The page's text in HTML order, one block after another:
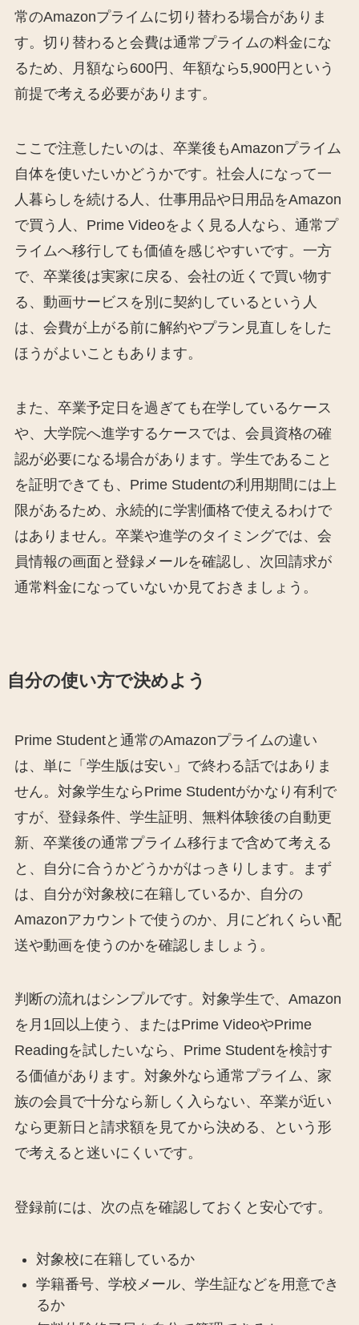
常のAmazonプライムに切り替わる場合がありま
す。切り替わると会費は通常プライムの料金にな
るため、月額なら600円、年額なら5,900円という
前提で考える必要があります。
ここで注意したいのは、卒業後もAmazonプライム
自体を使いたいかどうかです。社会人になって一
人暮らしを続ける人、仕事用品や日用品をAmazon
で買う人、Prime Videoをよく見る人なら、通常プ
ライムへ移行しても価値を感じやすいです。一方
で、卒業後は実家に戻る、会社の近くで買い物す
る、動画サービスを別に契約しているという人
は、会費が上がる前に解約やプラン見直しをした
ほうがよいこともあります。
また、卒業予定日を過ぎても在学しているケース
や、大学院へ進学するケースでは、会員資格の確
認が必要になる場合があります。学生であること
を証明できても、Prime Studentの利用期間には上
限があるため、永続的に学割価格で使えるわけで
はありません。卒業や進学のタイミングでは、会
員情報の画面と登録メールを確認し、次回請求が
通常料金になっていないか見ておきましょう。
自分の使い方で決めよう
Prime Studentと通常のAmazonプライムの違い
は、単に「学生版は安い」で終わる話ではありま
せん。対象学生ならPrime Studentがかなり有利で
すが、登録条件、学生証明、無料体験後の自動更
新、卒業後の通常プライム移行まで含めて考える
と、自分に合うかどうかがはっきりします。まず
は、自分が対象校に在籍しているか、自分の
Amazonアカウントで使うのか、月にどれくらい配
送や動画を使うのかを確認しましょう。
判断の流れはシンプルです。対象学生で、Amazon
を月1回以上使う、またはPrime VideoやPrime
Readingを試したいなら、Prime Studentを検討す
る価値があります。対象外なら通常プライム、家
族の会員で十分なら新しく入らない、卒業が近い
なら更新日と請求額を見てから決める、という形
で考えると迷いにくいです。
登録前には、次の点を確認しておくと安心です。
対象校に在籍しているか
学籍番号、学校メール、学生証などを用意でき
るか